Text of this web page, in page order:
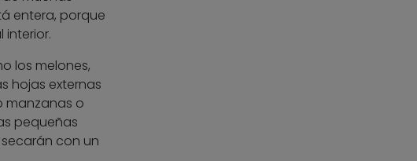
entera, porque
interior.
los melones,
hojas externas
manzanas o
pequeñas
con un